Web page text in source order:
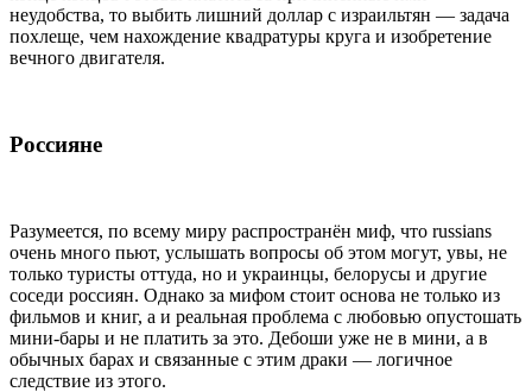
неудобства, то выбить лишний доллар с израильтян — задача
похлеще, чем нахождение квадратуры круга и изобретение
вечного двигателя.
Россияне
Разумеется, по всему миру распространён миф, что russians
очень много пьют, услышать вопросы об этом могут, увы, не
только туристы оттуда, но и украинцы, белорусы и другие
соседи россиян. Однако за мифом стоит основа не только из
фильмов и книг, а и реальная проблема с любовью опустошать
мини-бары и не платить за это. Дебоши уже не в мини, а в
обычных барах и связанные с этим драки — логичное
следствие из этого.